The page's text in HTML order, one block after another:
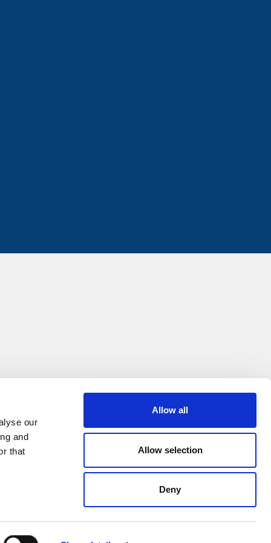
our
and
that
Allow all
Allow selection
Deny